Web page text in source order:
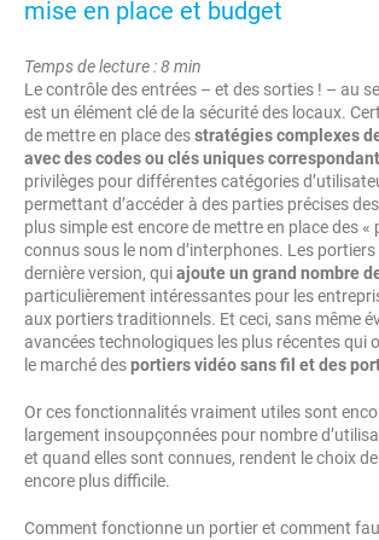
mise en place et budget
Temps de lecture : 8 min
Le contrôle des entrées – et des sorties ! – au
est un élément clé de la sécurité des locaux.
de mettre en place desstratégies complexes
avec des codes ou clés uniques correspondant
privilèges pour différentes catégories
permettant d’accéder à des parties précises
plus simple est encore de mettre en place des «
connus sous le nom d’interphones. Les
dernière version, quiajoute un grand nombre
particulièrement intéressantes pour les
aux portiers traditionnels. Et ceci, sans même
avancées technologiques les plus récentes qui
le marché desportiers vidéo sans fil et des
Or ces fonctionnalités vraiment utiles sont
largement insoupçonnées pour nombre
et quand elles sont connues, rendent le choix de
encore plus difficile.
Comment fonctionne un portier et comment